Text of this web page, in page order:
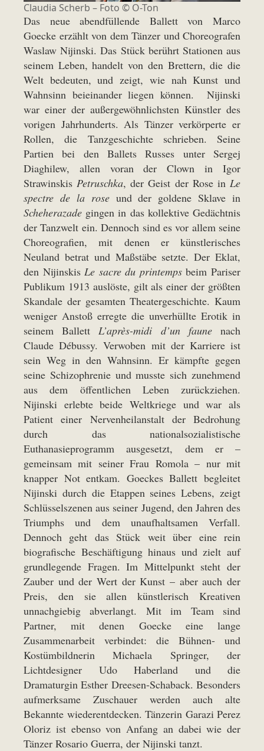
Claudia Scherb – Foto © O-Ton
Das neue abendfüllende Ballett von Marco
Goecke erzählt von dem Tänzer und Choreografen
Waslaw Nijinski. Das Stück berührt Stationen aus
seinem Leben, handelt von den Brettern, die die
Welt bedeuten, und zeigt, wie nah Kunst und
Wahnsinn beieinander liegen können. Nijinski
war einer der außergewöhnlichsten Künstler des
vorigen Jahrhunderts. Als Tänzer verkörperte er
Rollen, die Tanzgeschichte schrieben. Seine
Partien bei den Ballets Russes unter Sergej
Diaghilew, allen voran der Clown in Igor
StrawinskisPetruschka, der Geist der Rose inLe
spectre de la roseund der goldene Sklave in
Scheherazade gingen in das kollektive Gedächtnis
der Tanzwelt ein. Dennoch sind es vor allem seine
Choreografien, mit denen er künstlerisches
Neuland betrat und Maßstäbe setzte. Der Eklat,
den NijinskisLe sacre du printempsbeim Pariser
Publikum 1913 auslöste, gilt als einer der größten
Skandale der gesamten Theatergeschichte. Kaum
weniger Anstoß erregte die unverhüllte Erotik in
seinem BallettL’après-midi d’un faunenach
Claude Débussy. Verwoben mit der Karriere ist
sein Weg in den Wahnsinn. Er kämpfte gegen
seine Schizophrenie und musste sich zunehmend
aus dem öffentlichen Leben zurückziehen.
Nijinski erlebte beide Weltkriege und war als
Patient einer Nervenheilanstalt der Bedrohung
durch das nationalsozialistische
Euthanasieprogramm ausgesetzt, dem er –
gemeinsam mit seiner Frau Romola – nur mit
knapper Not entkam. Goeckes Ballett begleitet
Nijinski durch die Etappen seines Lebens, zeigt
Schlüsselszenen aus seiner Jugend, den Jahren des
Triumphs und dem unaufhaltsamen Verfall.
Dennoch geht das Stück weit über eine rein
biografische Beschäftigung hinaus und zielt auf
grundlegende Fragen. Im Mittelpunkt steht der
Zauber und der Wert der Kunst – aber auch der
Preis, den sie allen künstlerisch Kreativen
unnachgiebig abverlangt. Mit im Team sind
Partner, mit denen Goecke eine lange
Zusammenarbeit verbindet: die Bühnen- und
Kostümbildnerin Michaela Springer, der
Lichtdesigner Udo Haberland und die
Dramaturgin Esther Dreesen-Schaback. Besonders
aufmerksame Zuschauer werden auch alte
Bekannte wiederentdecken. Tänzerin Garazi Perez
Oloriz ist ebenso von Anfang an dabei wie der
Tänzer Rosario Guerra, der Nijinski tanzt.